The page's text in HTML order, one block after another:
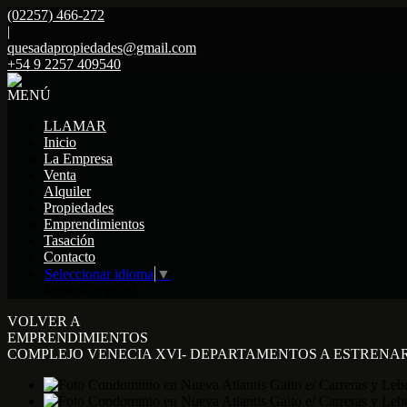
(02257) 466-272
|
quesadapropiedades@gmail.com
+54 9 2257 409540
MENÚ
LLAMAR
Inicio
La Empresa
Venta
Alquiler
Propiedades
Emprendimientos
Tasación
Contacto
Seleccionar idioma ▼
VOLVER A
EMPRENDIMIENTOS
COMPLEJO VENECIA XVI- DEPARTAMENTOS A